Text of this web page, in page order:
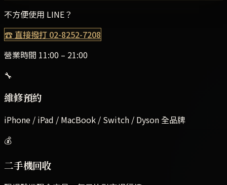
不方便使用 LINE？
☎ 直接撥打 02-8252-7208
營業時間 11:00 – 21:00
🔧
維修預約
iPhone / iPad / MacBook / Switch / Dyson 全品牌
💰
二手機回收